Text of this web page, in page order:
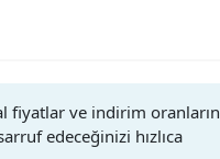
fiyatlar ve indirim
edeceğinizi hızlıca